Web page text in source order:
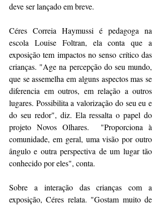
deve ser lançado em breve.
Céres Correia Haymussi é pedagoga na
escola Louise Foltran, ela conta que a
exposição tem impactos no senso crítico das
crianças. "Age na percepção do seu mundo,
que se assemelha em alguns aspectos mas se
diferencia em outros, em relação a outros
lugares. Possibilita a valorização do seu eu e
do seu redor", diz. Ela ressalta o papel do
projeto Novos Olhares.  "Proporciona à
comunidade, em geral, uma visão por outro
ângulo e outra perspectiva de um lugar tão
conhecido por eles", conta.
Sobre a interação das crianças com a
exposição, Céres relata. "Gostam muito de